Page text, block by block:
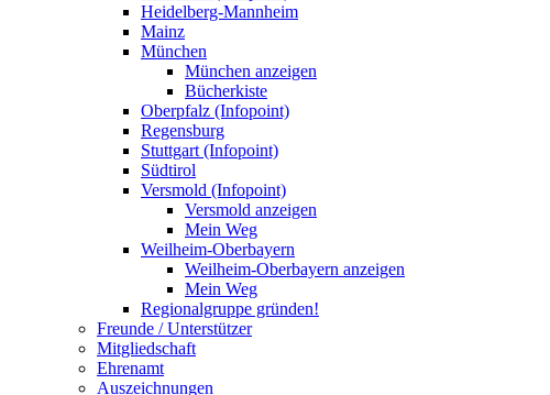
Heidelberg-Mannheim
Mainz
München
München anzeigen
Bücherkiste
Oberpfalz (Infopoint)
Regensburg
Stuttgart (Infopoint)
Südtirol
Versmold (Infopoint)
Versmold anzeigen
Mein Weg
Weilheim-Oberbayern
Weilheim-Oberbayern anzeigen
Mein Weg
Regionalgruppe gründen!
Freunde / Unterstützer
Mitgliedschaft
Ehrenamt
Auszeichnungen